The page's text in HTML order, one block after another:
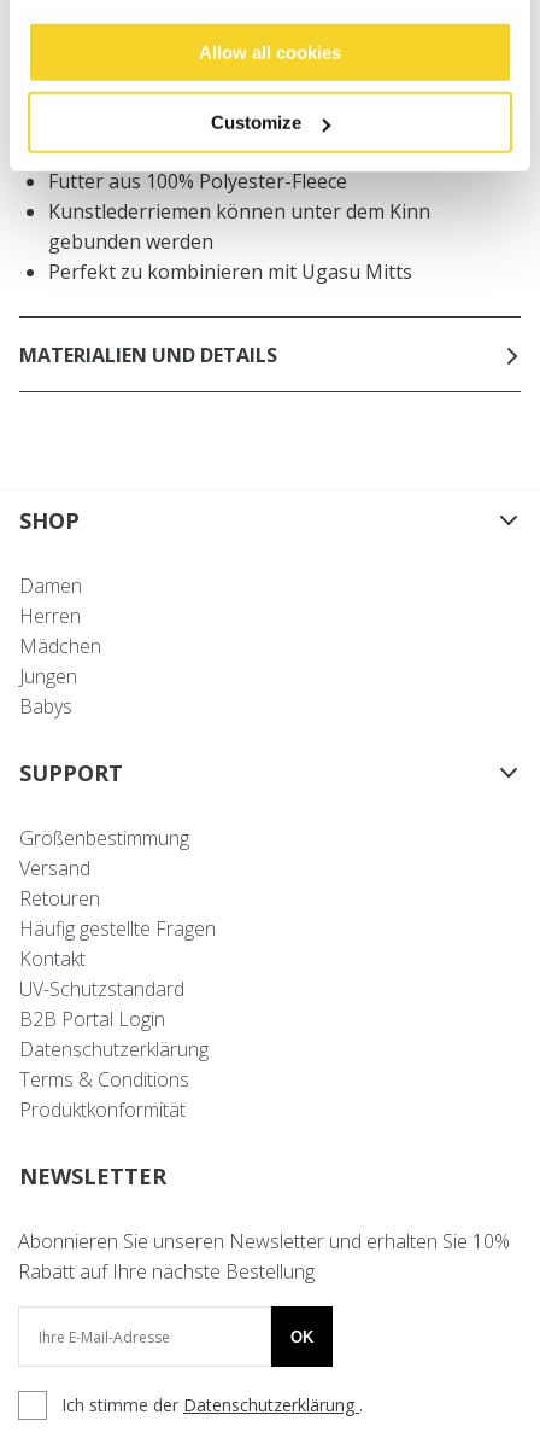
Allow all cookies
Customize
Warme Bomberjacke für Mädchen
80% Acryl Kunstpelz Material
Futter aus 100% Polyester-Fleece
Kunstlederriemen können unter dem Kinn
gebunden werden
Perfekt zu kombinieren mit Ugasu Mitts
MATERIALIEN UND DETAILS
SHOP
Damen
Herren
Mädchen
Jungen
Babys
SUPPORT
Größenbestimmung
Versand
Retouren
Häufig gestellte Fragen
Kontakt
UV-Schutzstandard
B2B Portal Login
Datenschutzerklärung
Terms & Conditions
Produktkonformität
NEWSLETTER
Abonnieren Sie unseren Newsletter und erhalten Sie 10%
Rabatt auf Ihre nächste Bestellung
OK
Ich stimme der Datenschutzerklärung .